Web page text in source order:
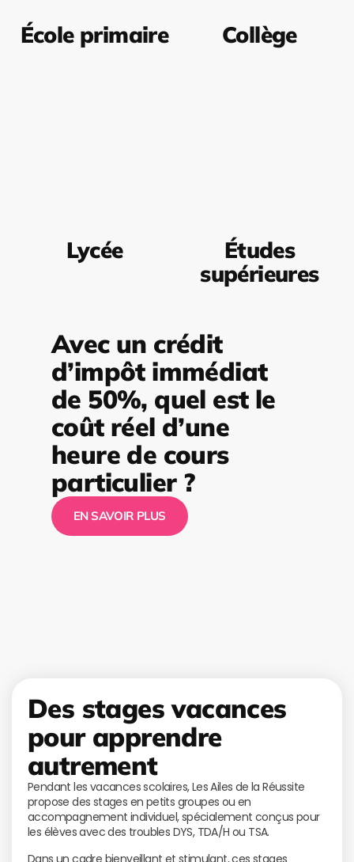
École primaire Collège
Lycée
Études
supérieures
Avec un crédit
d’impôt immédiat
de 50%, quel est le
coût réel d’une
heure de cours
particulier ?
EN SAVOIR PLUS
Des stages vacances
pour apprendre
autrement
Pendant les vacances scolaires, Les Ailes de la Réussite
propose des stages en petits groupes ou en
accompagnement individuel, spécialement conçus pour
les élèves avec des troubles DYS, TDA/H ou TSA.